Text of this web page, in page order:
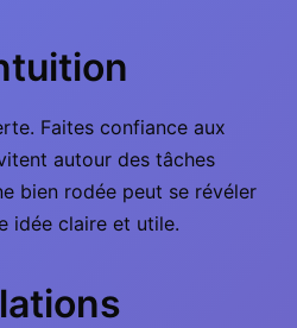
Faites confiance aux
autour des tâches
bien rodée peut se révéler
idée claire et utile.